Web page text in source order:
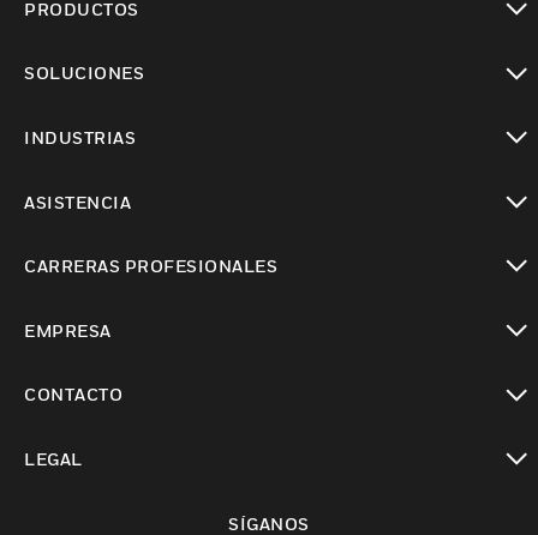
PRODUCTOS
SOLUCIONES
INDUSTRIAS
ASISTENCIA
CARRERAS PROFESIONALES
EMPRESA
CONTACTO
LEGAL
SÍGANOS